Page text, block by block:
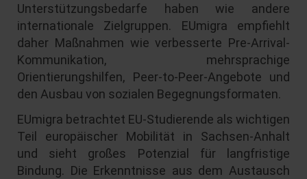
Unterstützungsbedarfe haben wie andere
internationale Zielgruppen. EUmigra empfiehlt
daher Maßnahmen wie verbesserte Pre-Arrival-
Kommunikation, mehrsprachige
Orientierungshilfen, Peer-to-Peer-Angebote und
den Ausbau von sozialen Begegnungsformaten.
EUmigra betrachtet EU-Studierende als wichtigen
Teil europäischer Mobilität in Sachsen-Anhalt
und sieht großes Potenzial für langfristige
Bindung. Die Erkenntnisse aus dem Austausch